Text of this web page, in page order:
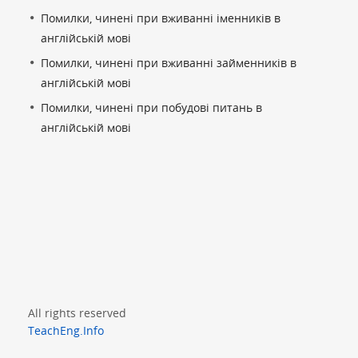
Помилки, чинені при вживанні іменників в
англійській мові
Помилки, чинені при вживанні займенників в
англійській мові
Помилки, чинені при побудові питань в
англійській мові
All rights reserved
TeachEng.Info